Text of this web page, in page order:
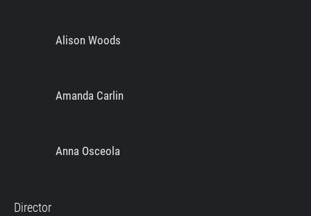
Alison Woods
Amanda Carlin
Anna Osceola
Director